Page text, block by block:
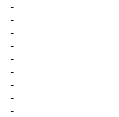
-
-
-
-
-
-
-
-
-